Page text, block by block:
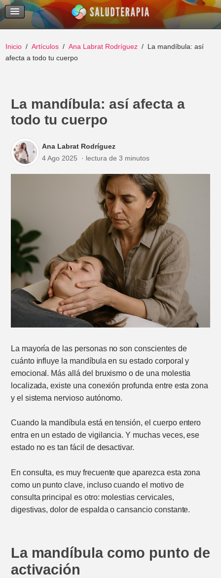
Temas Recientes
Buscar
Inicio Artículos Ana Labrat Rodríguez
La mandíbula: así
afecta a todo tu cuerpo
La mandíbula: así afecta a
todo tu cuerpo
Ana Labrat Rodríguez
4 Ago 2025
lectura de 3 minutos
La mayoría de las personas no son conscientes de
cuánto influye la mandíbula en su estado corporal y
emocional. Más allá del bruxismo o de una molestia
localizada, existe una conexión profunda entre esta zona
y el sistema nervioso autónomo.
Cuando la mandíbula está en tensión, el cuerpo entero
entra en un estado de vigilancia. Y muchas veces, ese
estado no es tan fácil de desactivar.
En consulta, es muy frecuente que aparezca esta zona
como un punto clave, incluso cuando el motivo de
consulta principal es otro: molestias cervicales,
digestivas, dolor de espalda o cansancio constante.
La mandíbula como punto de
activación